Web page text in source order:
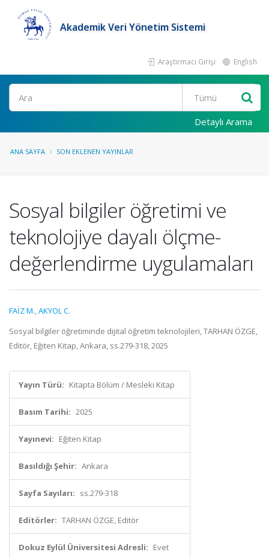
Akademik Veri Yönetim Sistemi
Araştırmacı Girişi English
Ara
Detaylı Arama
ANA SAYFA SON EKLENEN YAYINLAR
Sosyal bilgiler öğretimi ve
teknolojiye dayalı ölçme-
değerlendirme uygulamaları
FAİZ M.,AKYOL C.
Sosyal bilgiler öğretiminde dijital öğretim teknolojileri, TARHAN ÖZGE,
Editör, Eğiten Kitap, Ankara, ss.279-318, 2025
Yayın Türü: Kitapta Bölüm / Mesleki Kitap
Basım Tarihi: 2025
Yayınevi: Eğiten Kitap
Basıldığı Şehir: Ankara
Sayfa Sayıları: ss.279-318
Editörler: TARHAN ÖZGE, Editör
Dokuz Eylül Üniversitesi Adresli: Evet